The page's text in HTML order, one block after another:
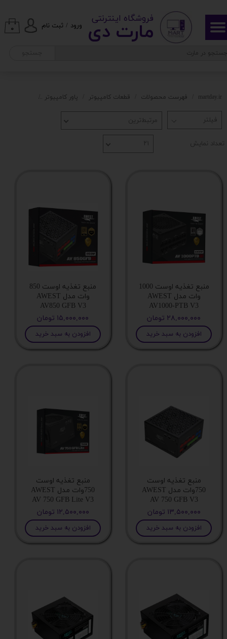
ورود / ثبت نام
حساب کاربری من
تغییر گذر واژه
خروج از حساب کاربری
۰ مارت دی​​​​​​
​ ​فروشگاه اینترنتی
martday.ir فهرست محصولات قطعات کامپیوتر پاور کامپیوتر
مرتبط‌ترین
تعداد نمایش ۲۱
منبع تغذیه اوست 1000
وات مدل AWEST
AV1000-PTB V3
۲۸,۰۰۰,۰۰۰ تومان
افزودن به سبد خرید
منبع تغذیه اوست 850
وات مدل AWEST
AV850 GFB V3
۱۵,۰۰۰,۰۰۰ تومان
افزودن به سبد خرید
منبع تغذیه اوست
750وات مدل AWEST
AV 750 GFB V3
۱۳,۵۰۰,۰۰۰ تومان
افزودن به سبد خرید
منبع تغذیه اوست
750وات مدل AWEST
AV 750 GFB Lite V3
۱۲,۵۰۰,۰۰۰ تومان
افزودن به سبد خرید